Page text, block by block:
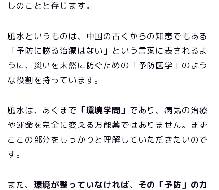
しのことと存じます。
風水というものは、中国の古くからの知恵でもある
「予防に勝る治療はない」という言葉に表されるよ
うに、災いを未然に防ぐための「予防医学」のよう
な役割を持っています。
風水は、あくまで 「環境学問」 であり、病気の治療
や運命を完全に変える万能薬ではありません。まず
ここの部分をしっかりと理解していただきたいので
す。
また、 環境が整っていなければ、その「予防」の力